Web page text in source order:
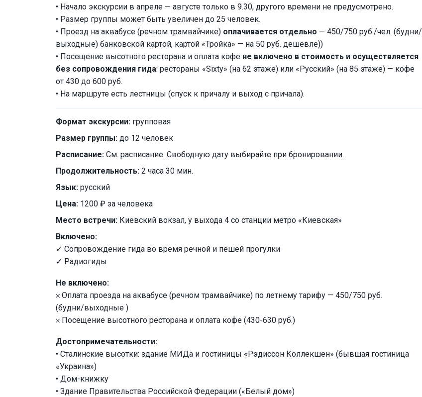
• Начало экскурсии в апреле — августе только в 9.30, другого времени не предусмотрено.
• Размер группы может быть увеличен до 25 человек.
• Проезд на аквабусе (речном трамвайчике) оплачивается отдельно — 450/750 руб./чел. (будни/
выходные) банковской картой, картой «Тройка» — на 50 руб. дешевле))
• Посещение высотного ресторана и оплата кофе не включено в стоимость и осуществляется
без сопровождения гида: рестораны «Sixty» (на 62 этаже) или «Русский» (на 85 этаже) — кофе
от 430 до 600 руб.
• На маршруте есть лестницы (спуск к причалу и выход с причала).
Формат экскурсии: групповая
Размер группы: до 12 человек
Расписание: См. расписание. Свободную дату выбирайте при бронировании.
Продолжительность: 2 часа 30 мин.
Язык: русский
Цена: 1200 ₽ за человека
Место встречи: Киевский вокзал, у выхода 4 со станции метро «Киевская»
Включено:
✓ Сопровождение гида во время речной и пешей прогулки
✓ Радиогиды
Не включено:
𐄂 Оплата проезда на аквабусе (речном трамвайчике) по летнему тарифу — 450/750 руб.
(будни/выходные )
𐄂 Посещение высотного ресторана и оплата кофе (430-630 руб.)
Достопримечательности:
• Сталинские высотки: здание МИДа и гостиницы «Рэдиссон Коллекшен» (бывшая гостиница
«Украина»)
• Дом-книжку
• Здание Правительства Российской Федерации («Белый дом»)